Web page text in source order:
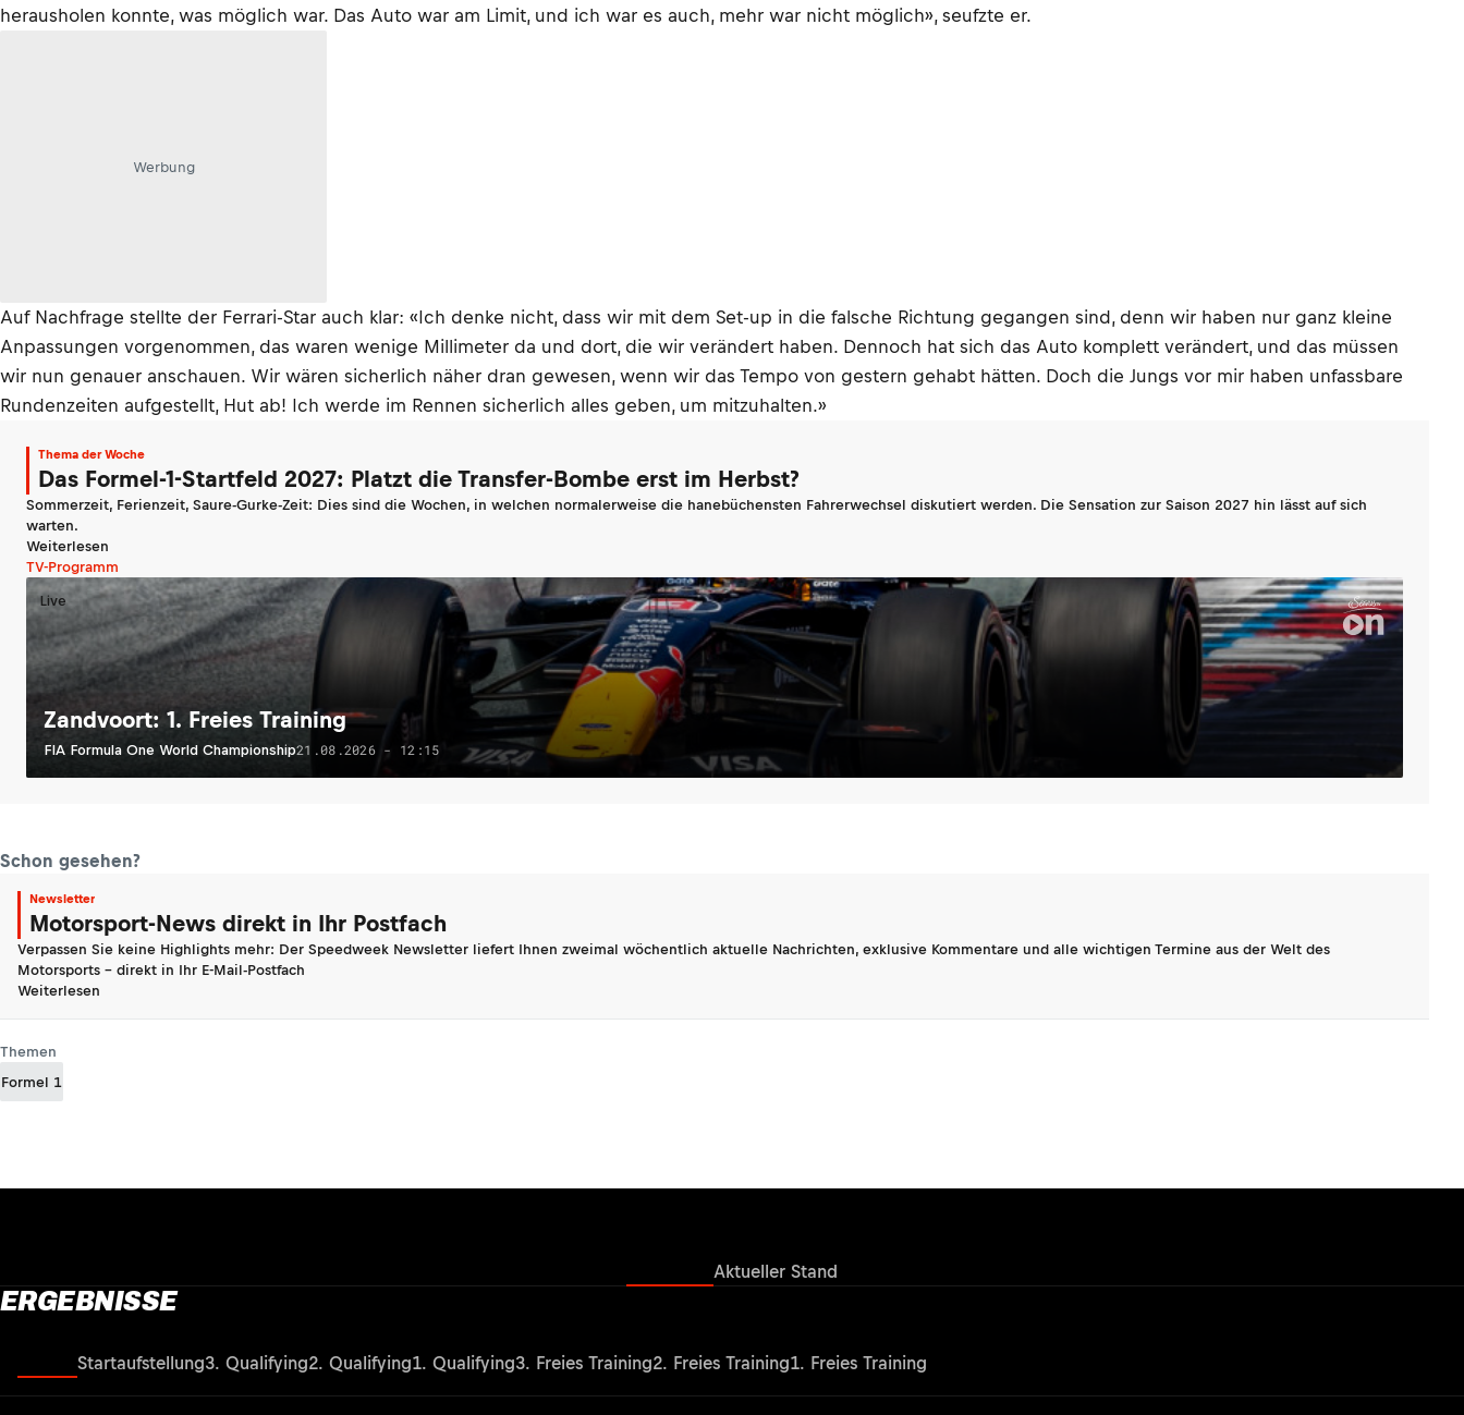
herausholen konnte, was möglich war. Das Auto war am Limit, und ich war es auch, mehr war nicht möglich», seufzte er.
Werbung
Auf Nachfrage stellte der Ferrari-Star auch klar: «Ich denke nicht, dass wir mit dem Set-up in die falsche Richtung gegangen sind, denn wir haben nur ganz kleine
Anpassungen vorgenommen, das waren wenige Millimeter da und dort, die wir verändert haben. Dennoch hat sich das Auto komplett verändert, und das müssen
wir nun genauer anschauen. Wir wären sicherlich näher dran gewesen, wenn wir das Tempo von gestern gehabt hätten. Doch die Jungs vor mir haben unfassbare
Rundenzeiten aufgestellt, Hut ab! Ich werde im Rennen sicherlich alles geben, um mitzuhalten.»
Thema der Woche
Das Formel-1-Startfeld 2027: Platzt die Transfer-Bombe erst im Herbst?
Sommerzeit, Ferienzeit, Saure-Gurke-Zeit: Dies sind die Wochen, in welchen normalerweise die hanebüchensten Fahrerwechsel diskutiert werden. Die Sensation zur Saison 2027 hin lässt auf sich
warten.
Weiterlesen
TV-Programm
Live
Zandvoort: 1. Freies Training
FIA Formula One World Championship21.08.2026 - 12:15
Schon gesehen?
Newsletter
Motorsport-News direkt in Ihr Postfach
Verpassen Sie keine Highlights mehr: Der Speedweek Newsletter liefert Ihnen zweimal wöchentlich aktuelle Nachrichten, exklusive Kommentare und alle wichtigen Termine aus der Welt des
Motorsports - direkt in Ihr E-Mail-Postfach
Weiterlesen
Themen
Formel 1
Aktueller Stand
ERGEBNISSE
Startaufstellung3. Qualifying2. Qualifying1. Qualifying3. Freies Training2. Freies Training1. Freies Training